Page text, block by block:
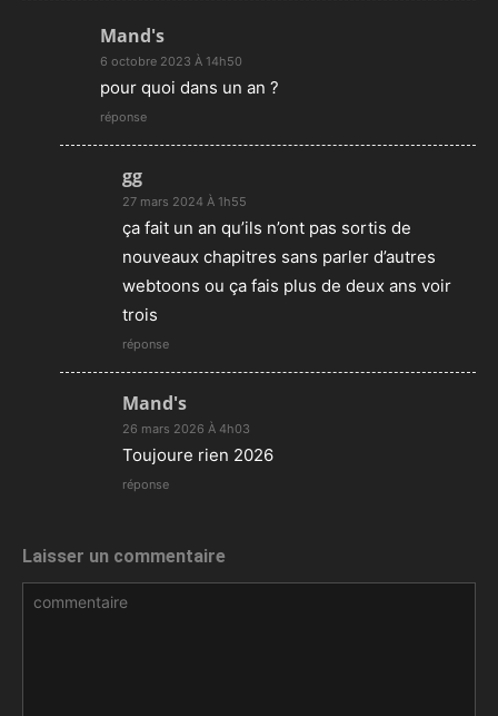
Mand's
6 octobre 2023 À 14h50
pour quoi dans un an ?
réponse
gg
27 mars 2024 À 1h55
ça fait un an qu’ils n’ont pas sortis de
nouveaux chapitres sans parler d’autres
webtoons ou ça fais plus de deux ans voir
trois
réponse
Mand's
26 mars 2026 À 4h03
Toujoure rien 2026
réponse
Laisser un commentaire